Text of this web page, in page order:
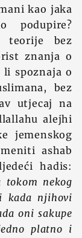
kao jaka
podupire?
teorije bez
znanja o
li spoznaja o
bez
utjecaj na
alejhi
jemenskog
ashab
hadis:
tokom nekog
kada njihovi
oni sakupe
platno i